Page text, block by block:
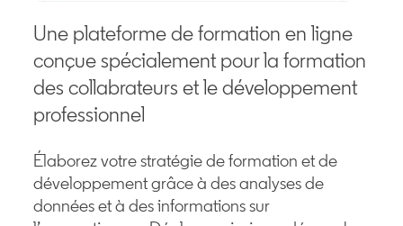
Une plateforme de formation en ligne
conçue spécialement pour la formation
des collabrateurs et le développement
professionnel
Élaborez votre stratégie de formation et de
développement grâce à des analyses de
données et à des informations sur